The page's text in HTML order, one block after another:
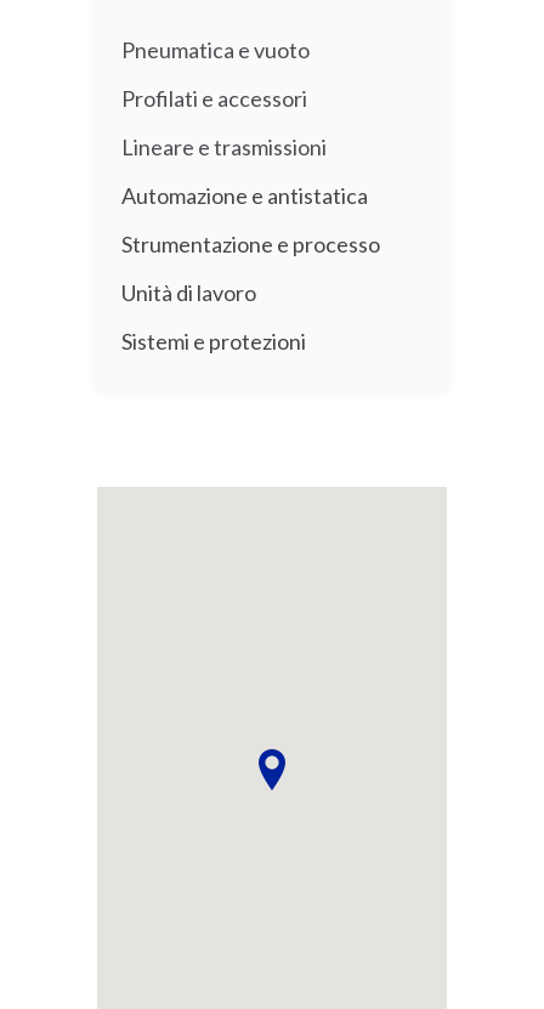
Pneumatica e vuoto
Profilati e accessori
Lineare e trasmissioni
Automazione e antistatica
Strumentazione e processo
Unità di lavoro
Sistemi e protezioni